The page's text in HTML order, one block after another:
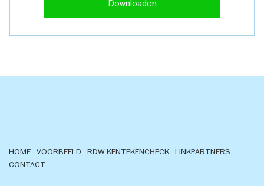
Downloaden
HOME VOORBEELD RDW KENTEKENCHECK
LINKPARTNERS
CONTACT